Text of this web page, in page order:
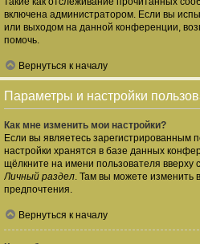
включена администратором. Если вы
или выходом на данной конференции,
помочь.
Вернуться к началу
Параметры и настройки
Как мне изменить мои настройки?
Если вы являетесь зарегистрированным
настройки хранятся в базе данных
щёлкните на имени пользователя вверху
Личный раздел. Там вы можете изменить
предпочтения.
Вернуться к началу